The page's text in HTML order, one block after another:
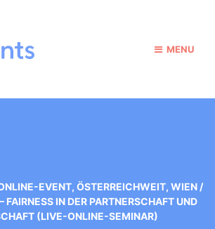
MENU
EVENT, ÖSTERREICHWEIT, WIEN /
FAIRNESS IN DER PARTNERSCHAFT UND
(LIVE-ONLINE-SEMINAR)